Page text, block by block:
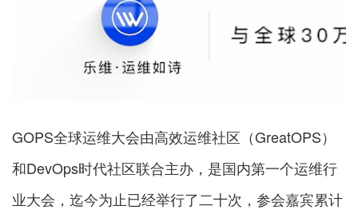
GOPS全球运维大会由高效运维社区（GreatOPS）
和DevOps时代社区联合主办，是国内第一个运维行
业大会，迄今为止已经举行了二十次，参会嘉宾累计